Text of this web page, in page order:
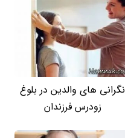
نگرانی های والدین در بلوغ
زودرس فرزندان